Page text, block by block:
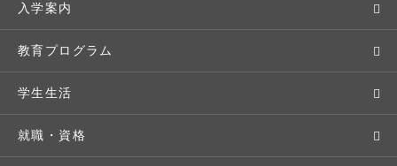
敬和学園大学とは
学長メッセージ
教育理念・方針・取り組み
キャンパス・施設設備
入学案内
入学者選抜
オープンキャンパス
Webオープンキャンパス
教育プログラム
学部・学科
地域実践
学生生活
キャンパスライフ
就職・資格